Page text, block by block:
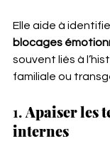
Elle aide à
blocages
souvent liés à
familiale ou
1. Apaiser les
internes